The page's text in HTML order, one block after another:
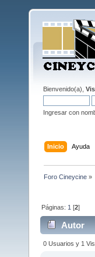
Bienvenido(a),
Ingresar con
Inicio Ayuda
Foro Cineycine »
Páginas: 1 [2]
Autor
veces)
0 Usuarios y 1